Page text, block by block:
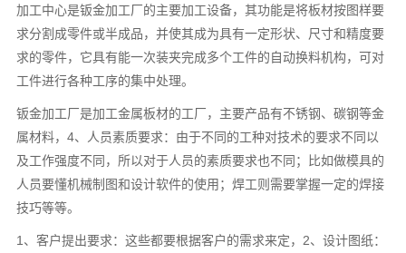
加工中心是钣金加工厂的主要加工设备，其功能是将板材按图样要
求分割成零件或半成品，并使其成为具有一定形状、尺寸和精度要
求的零件，它具有能一次装夹完成多个工件的自动换料机构，可对
工件进行各种工序的集中处理。
钣金加工厂是加工金属板材的工厂，主要产品有不锈钢、碳钢等金
属材料，4、人员素质要求：由于不同的工种对技术的要求不同以
及工作强度不同，所以对于人员的素质要求也不同；比如做模具的
人员要懂机械制图和设计软件的使用；焊工则需要掌握一定的焊接
技巧等等。
1、客户提出要求：这些都要根据客户的需求来定，2、设计图纸：